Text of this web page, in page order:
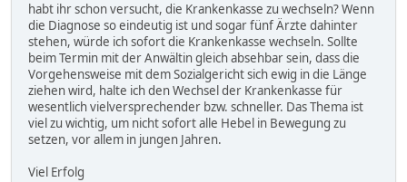
habt ihr schon versucht, die Krankenkasse zu wechseln? Wenn
die Diagnose so eindeutig ist und sogar fünf Ärzte dahinter
stehen, würde ich sofort die Krankenkasse wechseln. Sollte
beim Termin mit der Anwältin gleich absehbar sein, dass die
Vorgehensweise mit dem Sozialgericht sich ewig in die Länge
ziehen wird, halte ich den Wechsel der Krankenkasse für
wesentlich vielversprechender bzw. schneller. Das Thema ist
viel zu wichtig, um nicht sofort alle Hebel in Bewegung zu
setzen, vor allem in jungen Jahren.
Viel Erfolg